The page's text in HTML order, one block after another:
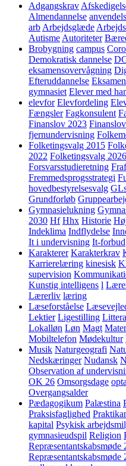
Adgangskrav
Almendannelse
arb Arbejdsglæde
Autisme Autoriteter
Brobygning campus
Demokratisk dannelse
eksamensovervågning
Efteruddannelse Eksamen
gymnasiet Elever med
elevfor Elevfordeling
Fængsler Fagkonsulent
Finanslov 2023
fjernundervisning
Folketingsvalg 2015
2022 Folketingsvalg 2026
Forsvarsstudieretning
Fremmedsprogsstrategi
hovedbestyrelsesvalg
Grundforløb
Gymnasielukning
2030 Hf Hhx Historie
Indeklima Indflydelse
It i undervisning It-forbud
Karakterer Karakterkrav
Karrierelæring kinesisk
supervision
Kunstig intelligens l
Lærerliv læring
Læseforståelse
Lektier Ligestilling
Lokalløn Løn Magt
Mobiltelefon Mødekultur
Musik Naturgeografi
Nedskæringer Nudansk
Observation af
OK 26 Omsorgsdage
Overgangsalder
Pædagogikum Palæstina
Praksisfaglighed
kapital Psykisk
gymnasieudspil Religion
Repræsentantskabsmøde
Repræsentantskabsmøde